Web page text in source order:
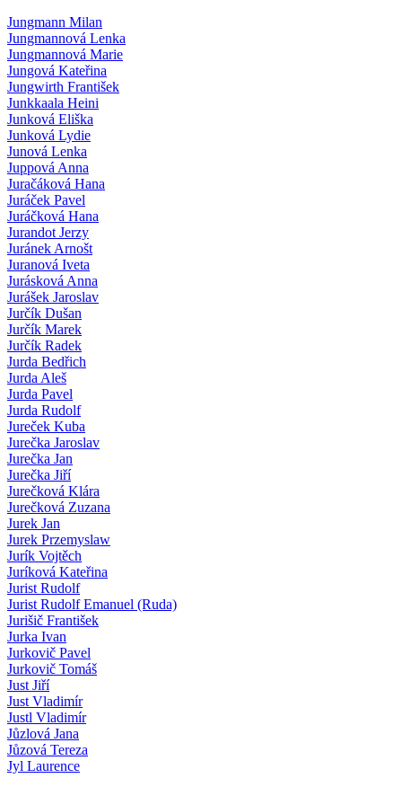
Jungmann Milan
Jungmannová Lenka
Jungmannová Marie
Jungová Kateřina
Jungwirth František
Junkkaala Heini
Junková Eliška
Junková Lydie
Junová Lenka
Juppová Anna
Juračáková Hana
Juráček Pavel
Juráčková Hana
Jurandot Jerzy
Juránek Arnošt
Juranová Iveta
Jurásková Anna
Jurášek Jaroslav
Jurčík Dušan
Jurčík Marek
Jurčík Radek
Jurda Bedřich
Jurda Aleš
Jurda Pavel
Jurda Rudolf
Jureček Kuba
Jurečka Jaroslav
Jurečka Jan
Jurečka Jiří
Jurečková Klára
Jurečková Zuzana
Jurek Jan
Jurek Przemyslaw
Jurík Vojtěch
Juríková Kateřina
Jurist Rudolf
Jurist Rudolf Emanuel (Ruda)
Jurišič František
Jurka Ivan
Jurkovič Pavel
Jurkovič Tomáš
Just Jiří
Just Vladimír
Justl Vladimír
Jůzlová Jana
Jůzová Tereza
Jyl Laurence